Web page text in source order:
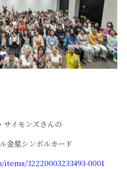
サイモンズさんの
金星シンボルカード
32220003233493-0001